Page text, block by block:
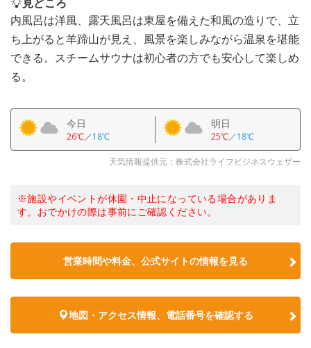
内風呂は洋風、露天風呂は東屋を備えた和風の造りで、立
ち上がると羊蹄山が見え、風景を楽しみながら温泉を堪能
できる。スチームサウナは初心者の方でも安心して楽しめ
る。
今日
26℃／18℃
明日
25℃／18℃
天気情報提供元：株式会社ライフビジネスウェザー
※施設やイベントが休園・中止になっている場合がありま
す。おでかけの際は事前にご確認ください。
営業時間や料金、公式サイトの情報を見る
地図・アクセス情報、電話番号を確認する